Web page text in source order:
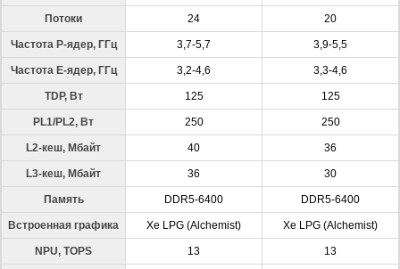
Потоки 24 20
Частота P-ядер, ГГц 3,7-5,7 3,9-5,5
Частота E-ядер, ГГц 3,2-4,6 3,3-4,6
TDP, Вт 125 125
PL1/PL2, Вт 250 250
L2-кеш, Мбайт 40 36
L3-кеш, Мбайт 36 30
Память DDR5-6400 DDR5-6400
Встроенная графика Xe LPG (Alchemist) Xe LPG (Alchemist)
NPU, TOPS 13 13